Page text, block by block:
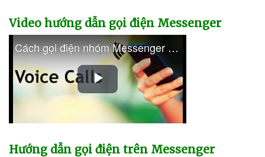
Video hướng dẫn gọi điện Messenger
Hướng dẫn gọi điện trên Messenger